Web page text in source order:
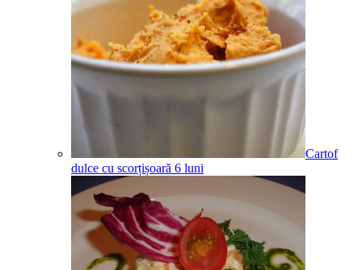
Cartof
dulce cu scorțișoară 6 luni